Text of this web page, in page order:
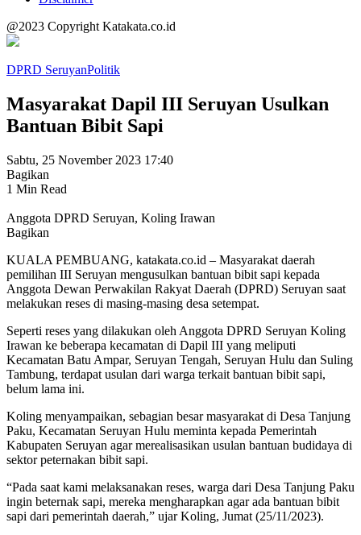
@2023 Copyright Katakata.co.id
DPRD SeruyanPolitik
Masyarakat Dapil III Seruyan Usulkan
Bantuan Bibit Sapi
Sabtu, 25 November 2023 17:40
Bagikan
1 Min Read
Anggota DPRD Seruyan, Koling Irawan
Bagikan
KUALA PEMBUANG, katakata.co.id – Masyarakat daerah
pemilihan III Seruyan mengusulkan bantuan bibit sapi kepada
Anggota Dewan Perwakilan Rakyat Daerah (DPRD) Seruyan saat
melakukan reses di masing-masing desa setempat.
Seperti reses yang dilakukan oleh Anggota DPRD Seruyan Koling
Irawan ke beberapa kecamatan di Dapil III yang meliputi
Kecamatan Batu Ampar, Seruyan Tengah, Seruyan Hulu dan Suling
Tambung, terdapat usulan dari warga terkait bantuan bibit sapi,
belum lama ini.
Koling menyampaikan, sebagian besar masyarakat di Desa Tanjung
Paku, Kecamatan Seruyan Hulu meminta kepada Pemerintah
Kabupaten Seruyan agar merealisasikan usulan bantuan budidaya di
sektor peternakan bibit sapi.
“Pada saat kami melaksanakan reses, warga dari Desa Tanjung Paku
ingin beternak sapi, mereka mengharapkan agar ada bantuan bibit
sapi dari pemerintah daerah,” ujar Koling, Jumat (25/11/2023).